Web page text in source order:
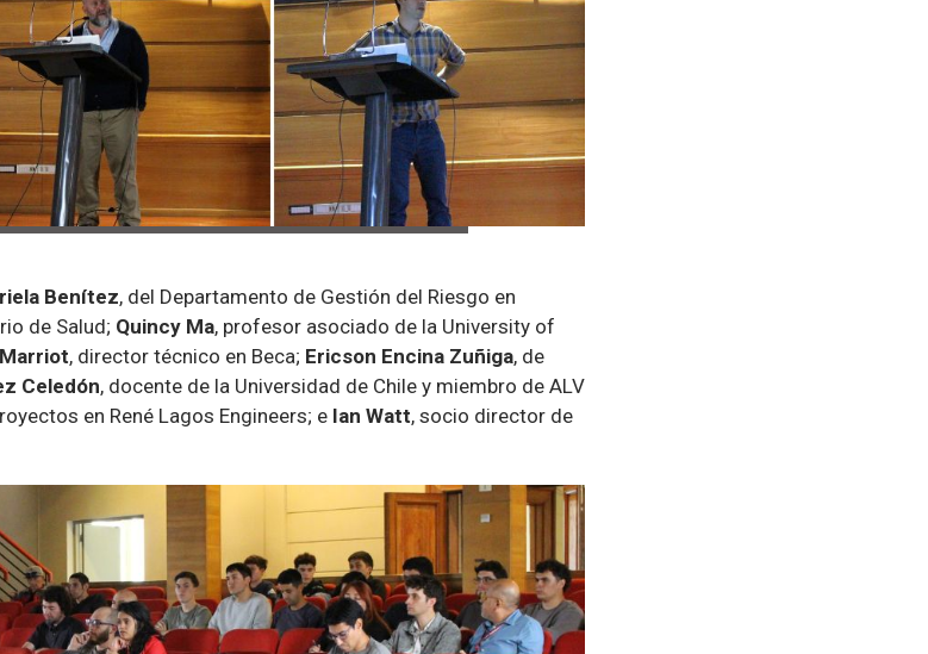
Benítez, del Departamento de Gestión del Riesgo en
de Salud; Quincy Ma, profesor asociado de la University of
, director técnico en Beca; Ericson Encina Zuñiga, de
Celedón, docente de la Universidad de Chile y miembro de ALV
en René Lagos Engineers; e Ian Watt, socio director de